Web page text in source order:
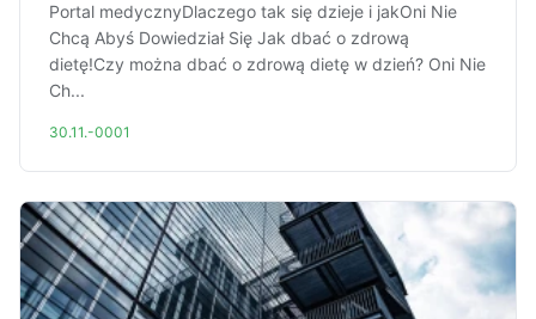
Portal medycznyDlaczego tak się dzieje i jakOni Nie
Chcą Abyś Dowiedział Się Jak dbać o zdrową
dietę!Czy można dbać o zdrową dietę w dzień? Oni Nie
Ch...
30.11.-0001